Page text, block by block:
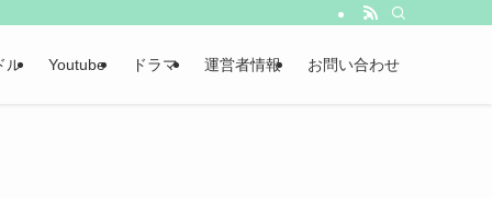
ル Youtube ドラマ 運営者情報 お問い合わせ